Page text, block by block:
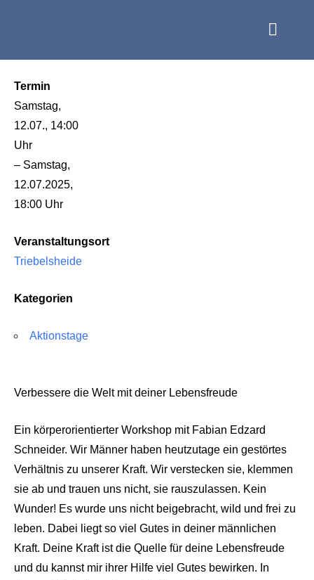
Termin
Samstag,
12.07., 14:00
Uhr
– Samstag,
12.07.2025,
18:00 Uhr
Veranstaltungsort
Triebelsheide
Kategorien
Aktionstage
Verbessere die Welt mit deiner Lebensfreude
Ein körperorientierter Workshop mit Fabian Edzard
Schneider. Wir Männer haben heutzutage ein gestörtes
Verhältnis zu unserer Kraft. Wir verstecken sie, klemmen
sie ab und trauen uns nicht, sie rauszulassen. Kein
Wunder! Es wurde uns nicht beigebracht, wild und frei zu
leben. Dabei liegt so viel Gutes in deiner männlichen
Kraft. Deine Kraft ist die Quelle für deine Lebensfreude
und du kannst mir ihrer Hilfe viel Gutes bewirken. In